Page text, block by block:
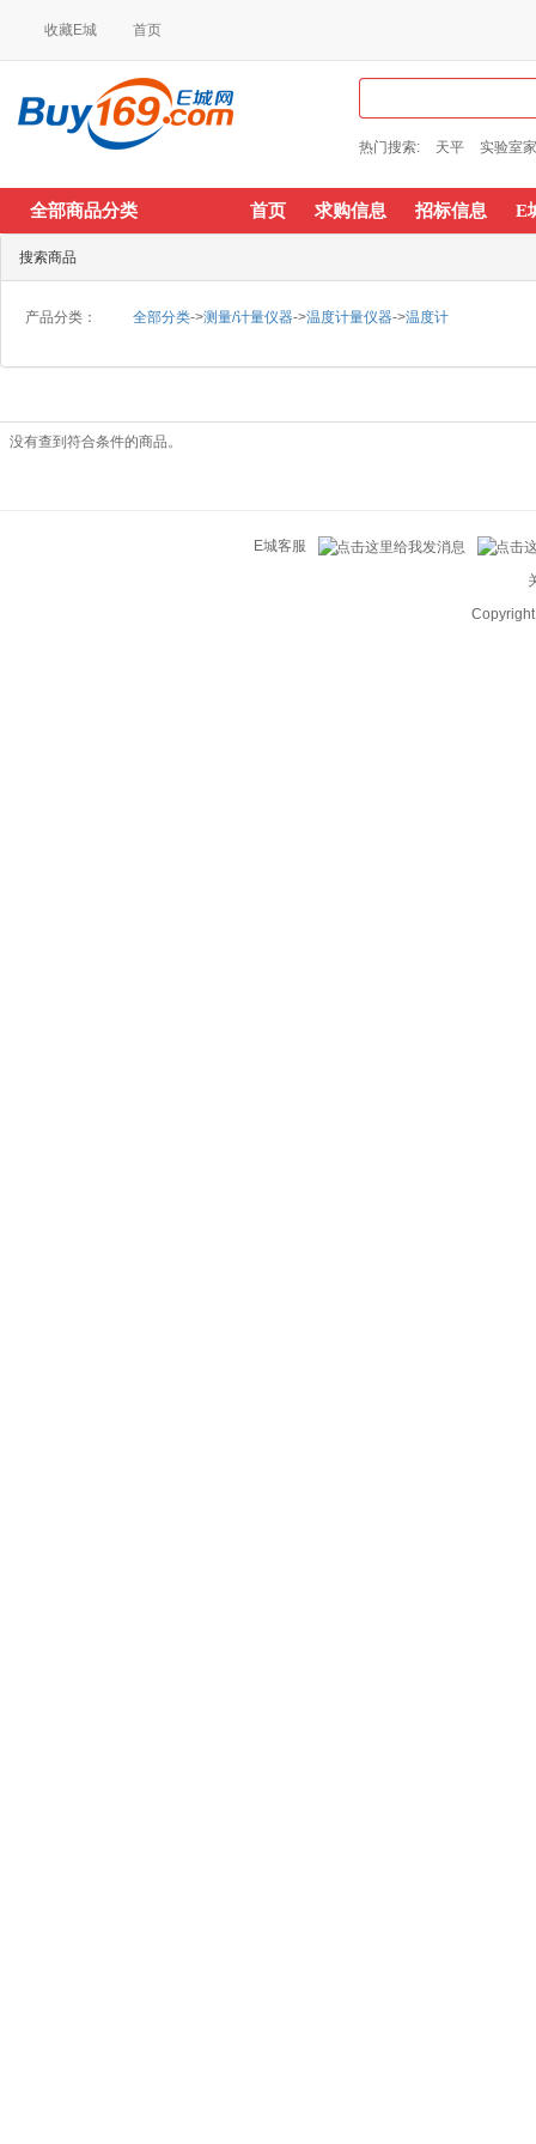
收藏E城 首页
热门搜索: 天平 实验室
全部商品分类 首页 求购信息 招标信息 E
搜索商品
产品分类： 全部分类->测量/计量仪器->温度计量仪器->温度计
没有查到符合条件的商品。
E城客服